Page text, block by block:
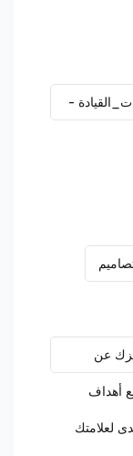
-
عن
رؤيتك وقيمك. 4. وضع أهداف
لعلامتك